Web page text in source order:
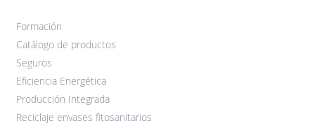
Formación
Catálogo de productos
Seguros
Eficiencia Energética
Producción Integrada
Reciclaje envases fitosanitarios